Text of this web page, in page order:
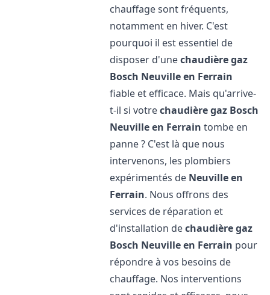
chauffage sont fréquents,
notamment en hiver. C'est
pourquoi il est essentiel de
disposer d'unechaudière gaz
Bosch Neuville en Ferrain
fiable et efficace. Mais qu'arrive-
t-il si votrechaudière gaz Bosch
Neuville en Ferrain tombe en
panne ? C'est là que nous
intervenons, les plombiers
expérimentés de Neuville en
Ferrain. Nous offrons des
services de réparation et
d'installation dechaudière gaz
Bosch Neuville en Ferrain pour
répondre à vos besoins de
chauffage. Nos interventions